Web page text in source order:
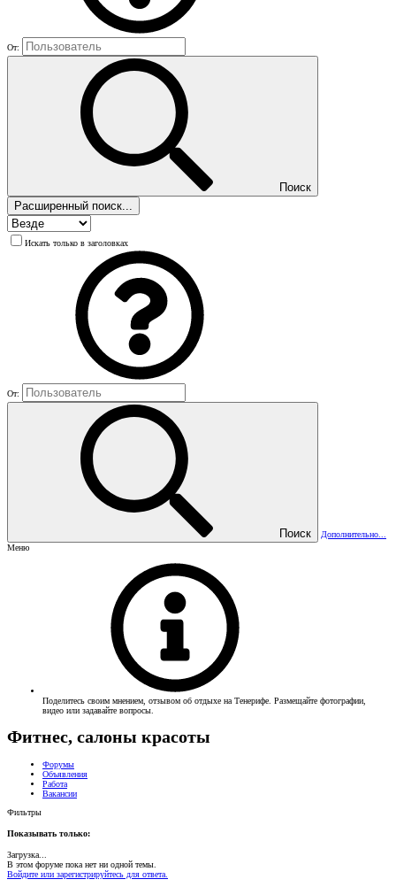
От:
Поиск
Расширенный поиск...
Искать только в заголовках
От:
Поиск
Дополнительно...
Меню
Поделитесь своим мнением, отзывом об отдыхе на Тенерифе. Размещайте фотографии,
видео или задавайте вопросы.
Фитнес, салоны красоты
Форумы
Объявления
Работа
Вакансии
Фильтры
Показывать только:
Загрузка...
В этом форуме пока нет ни одной темы.
Войдите или зарегистрируйтесь для ответа.